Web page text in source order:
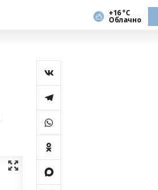
+16 °С
Облачно